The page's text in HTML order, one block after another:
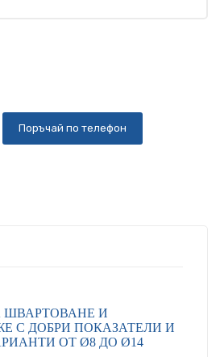
Поръчай по телефон
И
С ДОБРИ ПОКАЗАТЕЛИ И
ОТ Ø8 ДО Ø14